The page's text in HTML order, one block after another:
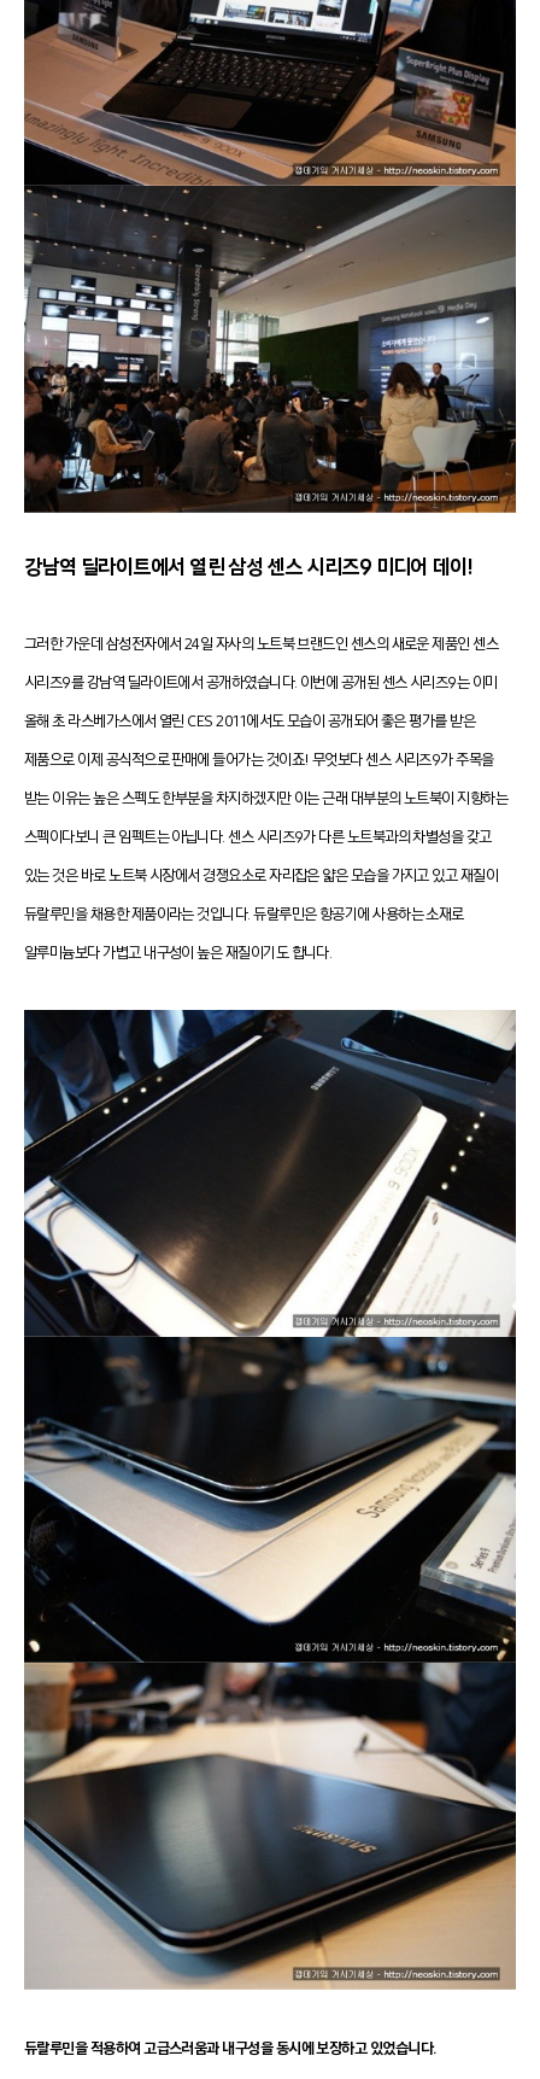
강남역 딜라이트에서 열린 삼성 센스 시리즈9 미디어 데이!
그러한 가운데 삼성전자에서 24일 자사의 노트북 브랜드인 센스의 새로운 제품인 센스
시리즈9를 강남역 딜라이트에서 공개하였습니다. 이번에 공개된 센스 시리즈9는 이미
올해 초 라스베가스에서 열린 CES 2011에서도 모습이 공개되어 좋은 평가를 받은
제품으로 이제 공식적으로 판매에 들어가는 것이죠! 무엇보다 센스 시리즈9가 주목을
받는 이유는 높은 스펙도 한부분을 차지하겠지만 이는 근래 대부분의 노트북이 지향하는
스펙이다보니 큰 임펙트는 아닙니다. 센스 시리즈9가 다른 노트북과의 차별성을 갖고
있는 것은 바로 노트북 시장에서 경쟁요소로 자리잡은 얇은 모습을 가지고 있고 재질이
듀랄루민을 채용한 제품이라는 것입니다. 듀랄루민은 항공기에 사용하는 소재로
알루미늄보다 가볍고 내구성이 높은 재질이기도 합니다.
듀랄루민을 적용하여 고급스러움과 내구성을 동시에 보장하고 있었습니다.